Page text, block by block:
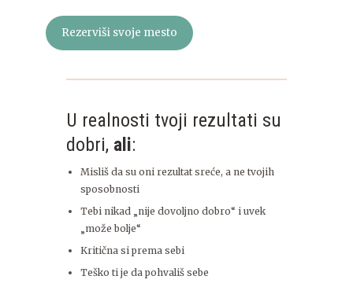
Rezerviši svoje mesto
U realnosti tvoji rezultati su
dobri, ali:
Misliš da su oni rezultat sreće, a ne tvojih
sposobnosti
Tebi nikad „nije dovoljno dobro“ i uvek
„može bolje“
Kritična si prema sebi
Teško ti je da pohvališ sebe